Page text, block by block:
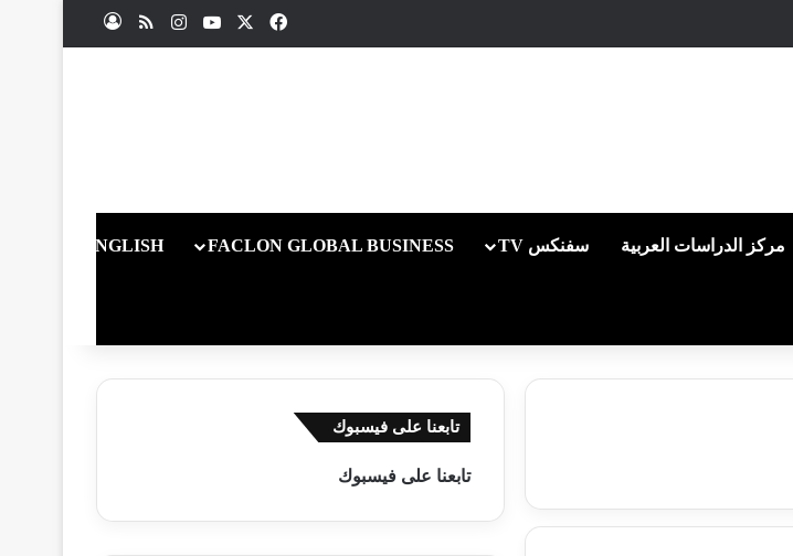
فيسبوك يوتيوبانستقرامملخص الموقع RSS
مركز الدراسات العربية سفنكس TV FACLON GLOBAL BUSINESS
ENGLISH
تابعنا على فيسبوك
تابعنا على فيسبوك